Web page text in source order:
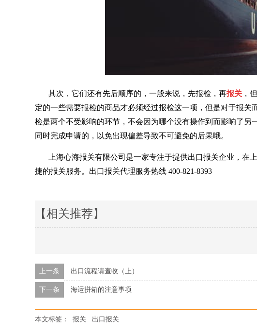
其次，它们还有先后顺序的，一般来说，先报检，再报关 ，
定的一些需要报检的商品才必须经过报检这一项，但是对于报关
检是两个不受影响的环节，不会因为哪个没有操作到而影响了
同时完成申请的，以免出现偏差导致不可避免的后果哦。
上海心海报关有限公司是一家专注于提供出口报关企业，在
捷的报关服务。出口报关代理服务热线 400-821-8393
【相关推荐】
上一条 出口流程请查收（上）
下一条 海运拼箱的注意事项
本文标签： 报关 出口报关